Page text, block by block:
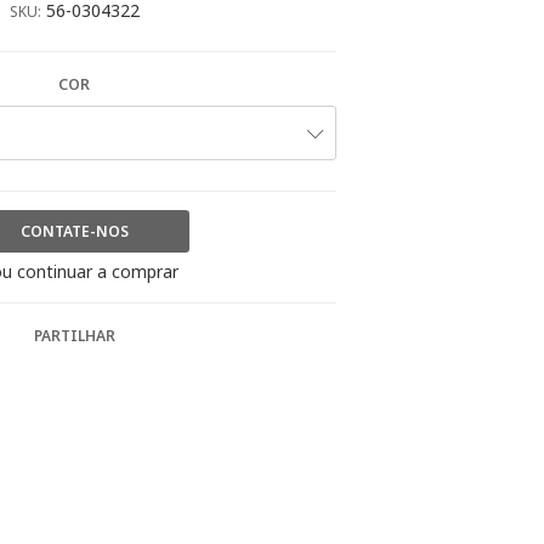
SKU: 56-0304322
COR
CONTATE-NOS
continuar a comprar
PARTILHAR